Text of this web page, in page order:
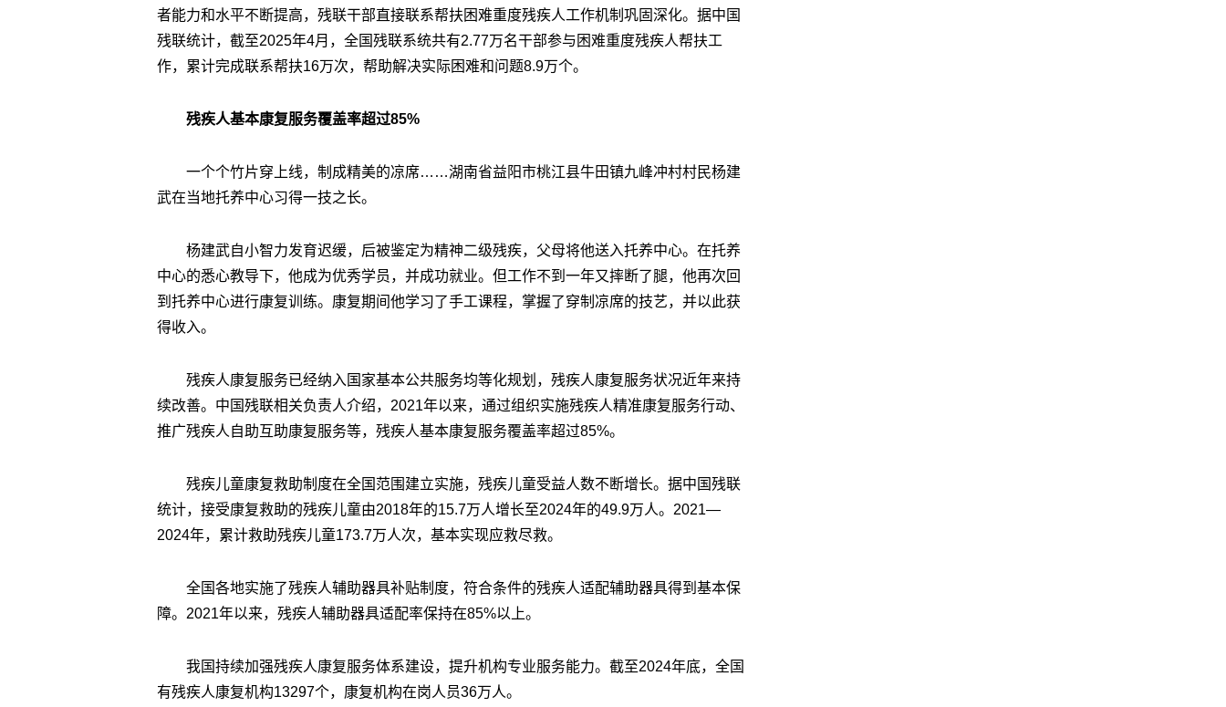
者能力和水平不断提高，残联干部直接联系帮扶困难重度残疾人工作机制巩固深化。据中国
残联统计，截至2025年4月，全国残联系统共有2.77万名干部参与困难重度残疾人帮扶工
作，累计完成联系帮扶16万次，帮助解决实际困难和问题8.9万个。
残疾人基本康复服务覆盖率超过85%
一个个竹片穿上线，制成精美的凉席……湖南省益阳市桃江县牛田镇九峰冲村村民杨建
武在当地托养中心习得一技之长。
杨建武自小智力发育迟缓，后被鉴定为精神二级残疾，父母将他送入托养中心。在托养
中心的悉心教导下，他成为优秀学员，并成功就业。但工作不到一年又摔断了腿，他再次回
到托养中心进行康复训练。康复期间他学习了手工课程，掌握了穿制凉席的技艺，并以此获
得收入。
残疾人康复服务已经纳入国家基本公共服务均等化规划，残疾人康复服务状况近年来持
续改善。中国残联相关负责人介绍，2021年以来，通过组织实施残疾人精准康复服务行动、
推广残疾人自助互助康复服务等，残疾人基本康复服务覆盖率超过85%。
残疾儿童康复救助制度在全国范围建立实施，残疾儿童受益人数不断增长。据中国残联
统计，接受康复救助的残疾儿童由2018年的15.7万人增长至2024年的49.9万人。2021—
2024年，累计救助残疾儿童173.7万人次，基本实现应救尽救。
全国各地实施了残疾人辅助器具补贴制度，符合条件的残疾人适配辅助器具得到基本保
障。2021年以来，残疾人辅助器具适配率保持在85%以上。
我国持续加强残疾人康复服务体系建设，提升机构专业服务能力。截至2024年底，全国
有残疾人康复机构13297个，康复机构在岗人员36万人。